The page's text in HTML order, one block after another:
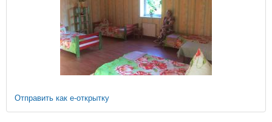
Отправить как е-открытку